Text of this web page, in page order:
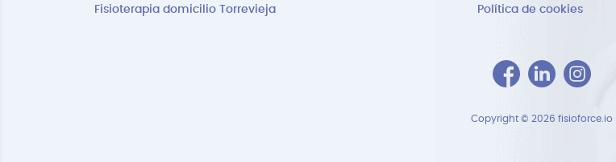
Fisioterapia domicilio Torrevieja Política de cookies
Copyright © 2026 fisioforce.io